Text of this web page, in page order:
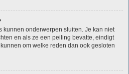
kunnen onderwerpen sluiten. Je kan niet
en als ze een peiling bevatte, eindigt
om welke reden dan ook gesloten